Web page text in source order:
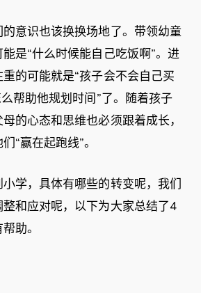
意识也该换换场地了。带领幼童
是“什么时候能自己吃饭啊”。进
的可能就是“孩子会不会自己买
帮助他规划时间”了。随着孩子
的心态和思维也必须跟着成长，
“赢在起跑线”。
学，具体有哪些的转变呢，我们
和应对呢，以下为大家总结了4
助。